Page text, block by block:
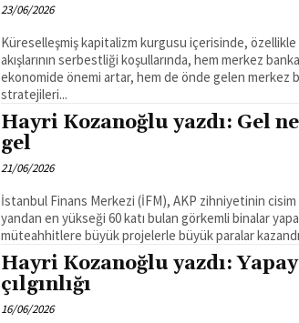
23/06/2026
Küreselleşmiş kapitalizm kurgusu içerisinde,
akışlarının serbestliği koşullarında, hem merkez
ekonomide önemi artar, hem de önde gelen merkez
stratejileri...
Hayri Kozanoğlu yazdı: Gel
gel
21/06/2026
İstanbul Finans Merkezi (İFM), AKP zihniyetinin
yandan en yükseği 60 katı bulan görkemli binalar
müteahhitlere büyük projelerle büyük paralar
Hayri Kozanoğlu yazdı:
çılgınlığı
16/06/2026